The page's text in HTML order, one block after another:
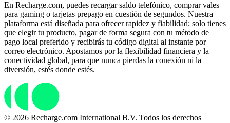
En Recharge.com, puedes recargar saldo telefónico, comprar vales
para gaming o tarjetas prepago en cuestión de segundos. Nuestra
plataforma está diseñada para ofrecer rapidez y fiabilidad; solo tienes
que elegir tu producto, pagar de forma segura con tu método de
pago local preferido y recibirás tu código digital al instante por
correo electrónico. Apostamos por la flexibilidad financiera y la
conectividad global, para que nunca pierdas la conexión ni la
diversión, estés donde estés.
© 2026 Recharge.com International B.V. Todos los derechos